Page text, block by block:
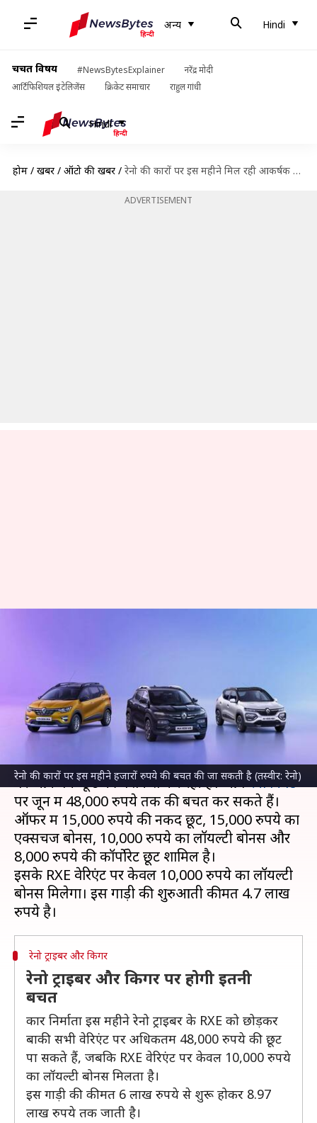
अन्य Hindi
चर्चित विषय #NewsBytesExplainer
नरेंद्र मोदी
आर्टिफिशियल इंटेलिजेंस
क्रिकेट समाचार राहुल गांधी
Hindi
होम / खबरें / ऑटो की खबरें / रेनो की कारों पर इस महीने मिल रही आकर्षक छूट, जानिए कितनी होगी बचत
ADVERTISEMENT
रेनो की कारों पर इस महीने हजारों रुपये की बचत की जा सकती है (तस्वीर: रेनो)
दिनेश चंद शर्मा Jun 09, 2024 09:54 am
क्या है खबर?
रेनोमासिक ऑफर के तहत इस महीने भी अपनी गाड़ियों
पर आकर्षक छूट की पेशकश कर रही है। आपरेनो क्विड
पर जून में 48,000 रुपये तक की बचत कर सकते हैं।
ऑफर में 15,000 रुपये की नकद छूट, 15,000 रुपये का
एक्सचेंज बोनस, 10,000 रुपये का लॉयल्टी बोनस और
8,000 रुपये की कॉर्पोरेट छूट शामिल है।
इसके RXE वेरिएंट पर केवल 10,000 रुपये का लॉयल्टी
बोनस मिलेगा। इस गाड़ी की शुरुआती कीमत 4.7 लाख
रेनो ट्राइबर और किगर
रेनो ट्राइबर और किगर पर होगी इतनी
बचत
कार निर्माता इस महीने रेनो ट्राइबर के RXE को छोड़कर
बाकी सभी वेरिएंट पर अधिकतम 48,000 रुपये की छूट
पा सकते हैं, जबकि RXE वेरिएंट पर केवल 10,000 रुपये
का लॉयल्टी बोनस मिलता है।
इस गाड़ी की कीमत 6 लाख रुपये से शुरू होकर 8.97
लाख रुपये तक जाती है।